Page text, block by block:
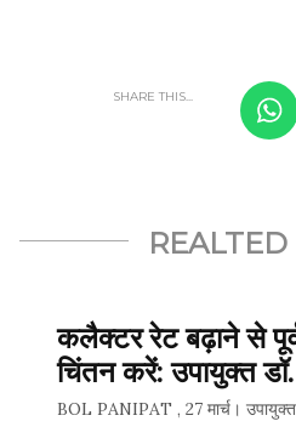
SHARE THIS...
REALTED
कलैक्टर रेट बढ़ाने से
चिंतन करें: उपायुक्त डॉ.
BOL PANIPAT , 27 मार्च। उपायुक्त